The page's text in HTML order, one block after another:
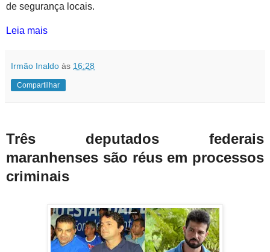
de segurança locais.
Leia mais
Irmão Inaldo às 16:28
Compartilhar
Três deputados federais
maranhenses são réus em processos
criminais